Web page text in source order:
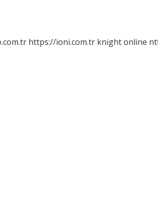
https://ioni.com.tr knight online